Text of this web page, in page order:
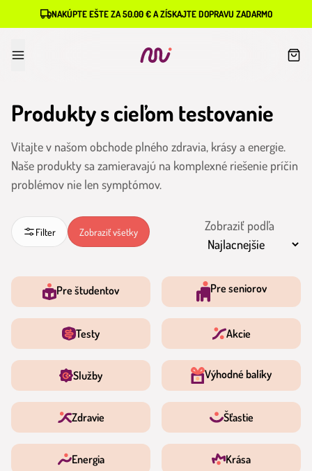
NAKÚPTE EŠTE ZA 50.00 € A ZÍSKAJTE DOPRAVU ZADARMO
Produkty s cieľom testovanie
Vitajte v našom obchode plného zdravia, krásy a energie.
Naše produkty sa zamieravajú na komplexné riešenie príčin
problémov nie len symptómov.
Filter Zobraziť všetky Zobraziť podľa
Pre študentov Pre seniorov
Testy Akcie
Služby Výhodné balíky
Zdravie Šťastie
Energia Krása